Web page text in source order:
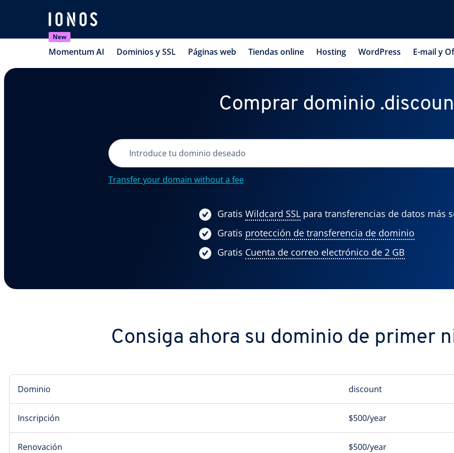
New
Momentum AI Dominios y SSL Páginas web Tiendas online Hosting WordPress E-mail y
Comprar dominio
Transfer your domain without a fee
Gratis Wildcard SSL para transferencias de datos más
Gratis protección de transferencia de dominio
Gratis Cuenta de correo electrónico de 2 GB
Consiga ahora su dominio de primer
Dominio discount
Inscripción $500/year
Renovación $500/year